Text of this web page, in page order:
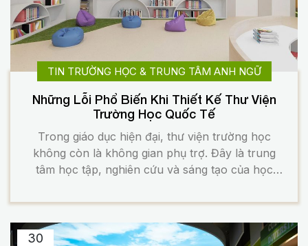
TIN TRƯỜNG HỌC & TRUNG TÂM ANH NGỮ
Những Lỗi Phổ Biến Khi Thiết Kế Thư Viện
Trường Học Quốc Tế
Trong giáo dục hiện đại, thư viện trường học
không còn là không gian phụ trợ. Đây là trung
tâm học tập, nghiên cứu và sáng tạo của học
càng rõ ràng hơn. Thư viện cần hỗ trợ tư duy tự
học, học tập cộng […]
30